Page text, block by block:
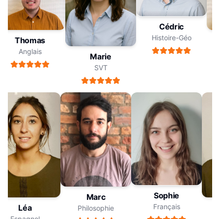
Thomas
Anglais
Marie
SVT
Cédric
Histoire-Géo
Léa
Marc
Philosophie
Sophie
Français